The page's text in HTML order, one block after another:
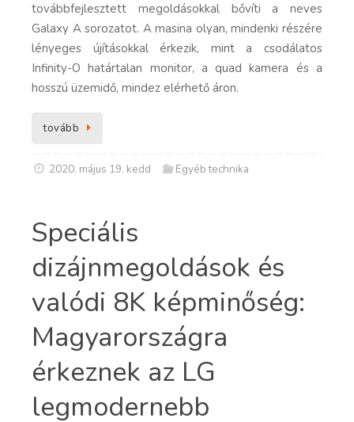
továbbfejlesztett megoldásokkal bővíti a neves
Galaxy A sorozatot. A masina olyan, mindenki részére
lényeges újításokkal érkezik, mint a csodálatos
Infinity-O határtalan monitor, a quad kamera és a
hosszú üzemidő, mindez elérhető áron.
tovább
2020. május 19. kedd Egyéb technika
Speciális
dizájnmegoldások és
valódi 8K képminőség:
Magyarországra
érkeznek az LG
legmodernebb